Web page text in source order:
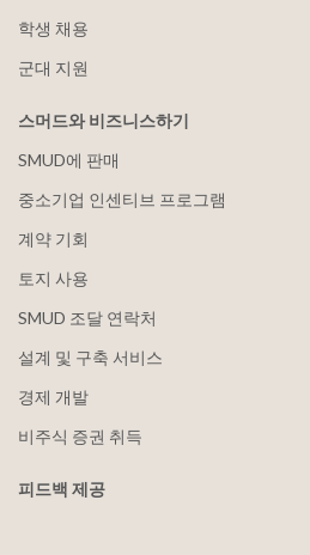
학생 채용
군대 지원
스머드와 비즈니스하기
SMUD에 판매
중소기업 인센티브 프로그램
계약 기회
토지 사용
SMUD 조달 연락처
설계 및 구축 서비스
경제 개발
비주식 증권 취득
피드백 제공